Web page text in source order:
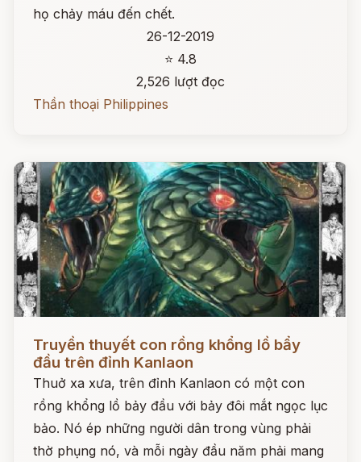
họ chảy máu đến chết.
26-12-2019
⭐ 4.8
2,526 lượt đọc
Thần thoại Philippines
Đọc ngay
Truyền thuyết con rồng khổng lồ bẩy
đầu trên đỉnh Kanlaon
Thuở xa xưa, trên đỉnh Kanlaon có một con
rồng khổng lồ bảy đầu với bảy đôi mắt ngọc lục
bảo. Nó ép những người dân trong vùng phải
thờ phụng nó, và mỗi ngày đầu năm phải mang